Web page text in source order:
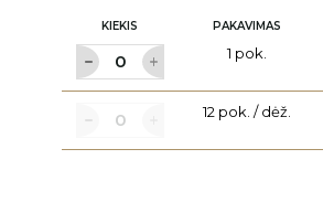
KIEKIS PAKAVIMAS
1 pok.
12 pok. / dėž.